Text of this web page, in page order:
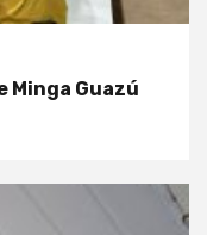
Minga Guazú